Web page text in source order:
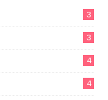
3
3
4
4